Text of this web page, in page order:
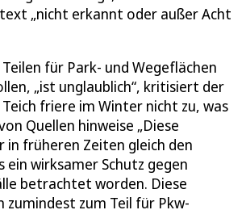
„nicht erkannt oder außer Acht
für Park- und Wegeflächen
„ist unglaublich“, kritisiert der
friere im Winter nicht zu, was
Quellen hinweise „Diese
in früheren Zeiten gleich den
ein wirksamer Schutz gegen
betrachtet worden. Diese
zumindest zum Teil für Pkw-